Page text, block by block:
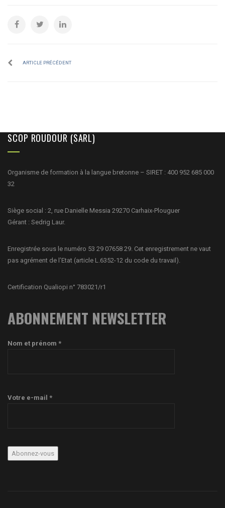
ARTICLE PRÉCÉDENT
SCOP ROUDOUR (SARL)
Organisme de formation à la langue bretonne – SIRET : 400 952 685 000
32
Siège social : 2, rue Danielle Messia 29270 Carhaix-Plouguer
Gérant : Sedrig Laur.
Enregistrée sous le numéro 53 29 07658 29. Cet enregistrement ne vaut
pas agrément de l’Etat (article L.6352-12 du code du travail).
Certification Qualiopi n° 783021/r1
ABONNEMENT NEWSLETTER
Nom et prénom *
Votre e-mail *